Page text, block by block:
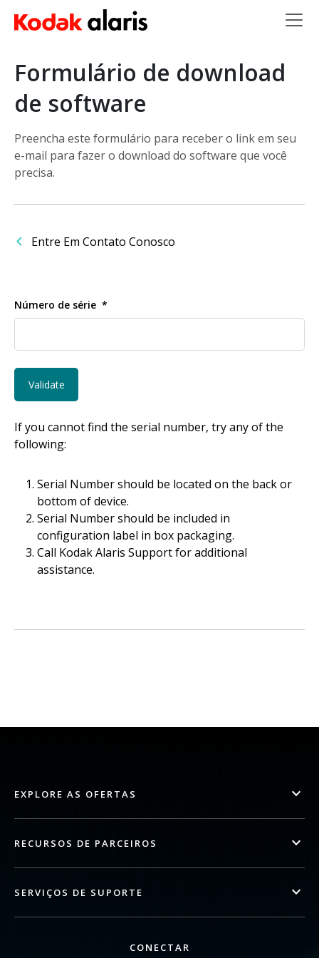
Skip to main content
Formulário de download
de software
Preencha este formulário para receber o link em seu
e-mail para fazer o download do software que você
precisa.
Entre Em Contato Conosco
Número de série
If you cannot find the serial number, try any of the
following:
Serial Number should be located on the back or
bottom of device.
Serial Number should be included in
configuration label in box packaging.
Call Kodak Alaris Support for additional
assistance.
EXPLORE AS OFERTAS
RECURSOS DE PARCEIROS
SERVIÇOS DE SUPORTE
CONECTAR